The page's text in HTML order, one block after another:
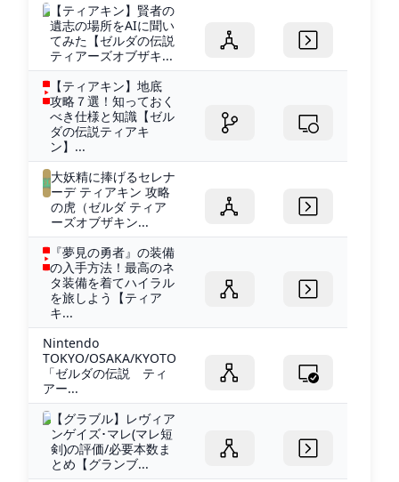
【ティアキン】賢者の
遺志の場所をAIに聞い
てみた【ゼルダの伝説
ティアーズオブザキ...
【ティアキン】地底
攻略７選！知っておく
べき仕様と知識【ゼル
ダの伝説ティアキ
ン】...
大妖精に捧げるセレナ
ーデ ティアキン 攻略
の虎（ゼルダ ティア
ーズオブザキン...
『夢見の勇者』の装備
の入手方法！最高のネ
タ装備を着てハイラル
を旅しよう【ティア
キ...
Nintendo
TOKYO/OSAKA/KYOTO
「ゼルダの伝説 ティ
アー...
【グラブル】レヴィア
ンゲイズ･マレ(マレ短
剣)の評価/必要本数ま
とめ【グランブ...